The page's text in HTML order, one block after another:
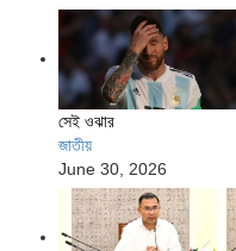
সেই ওঝার
জাতীয়
June 30, 2026